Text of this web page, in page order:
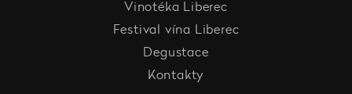
Vinotéka Liberec
Festival vína Liberec
Degustace
Kontakty